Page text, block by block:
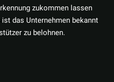
zukommen lassen
das Unternehmen bekannt
zu belohnen.